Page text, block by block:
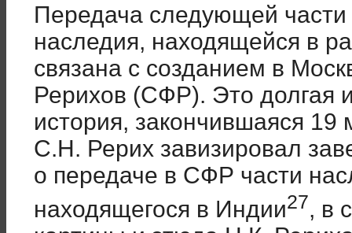
Передача следующей части
наследия, находящейся в
связана с созданием в
Рерихов (СФР). Это долгая
история, закончившаяся 19
С.Н. Рерих завизировал
о передаче в СФР части
находящегося в Индии27, в